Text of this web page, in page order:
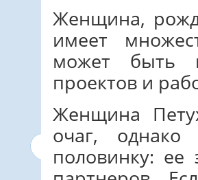
Женщина,
имеет
может быть
проектов и
Женщина
очаг,
половинку: ее